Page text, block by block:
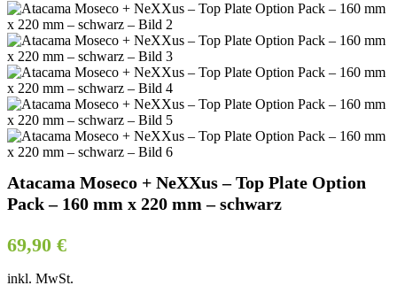
Atacama Moseco + NeXXus – Top Plate Option
Pack – 160 mm x 220 mm – schwarz
69,90 €
inkl. MwSt.